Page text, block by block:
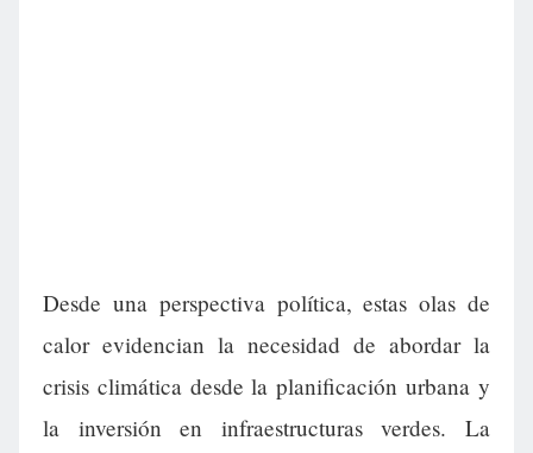
Desde una perspectiva política, estas olas de
calor evidencian la necesidad de abordar la
crisis climática desde la planificación urbana y
la inversión en infraestructuras verdes. La